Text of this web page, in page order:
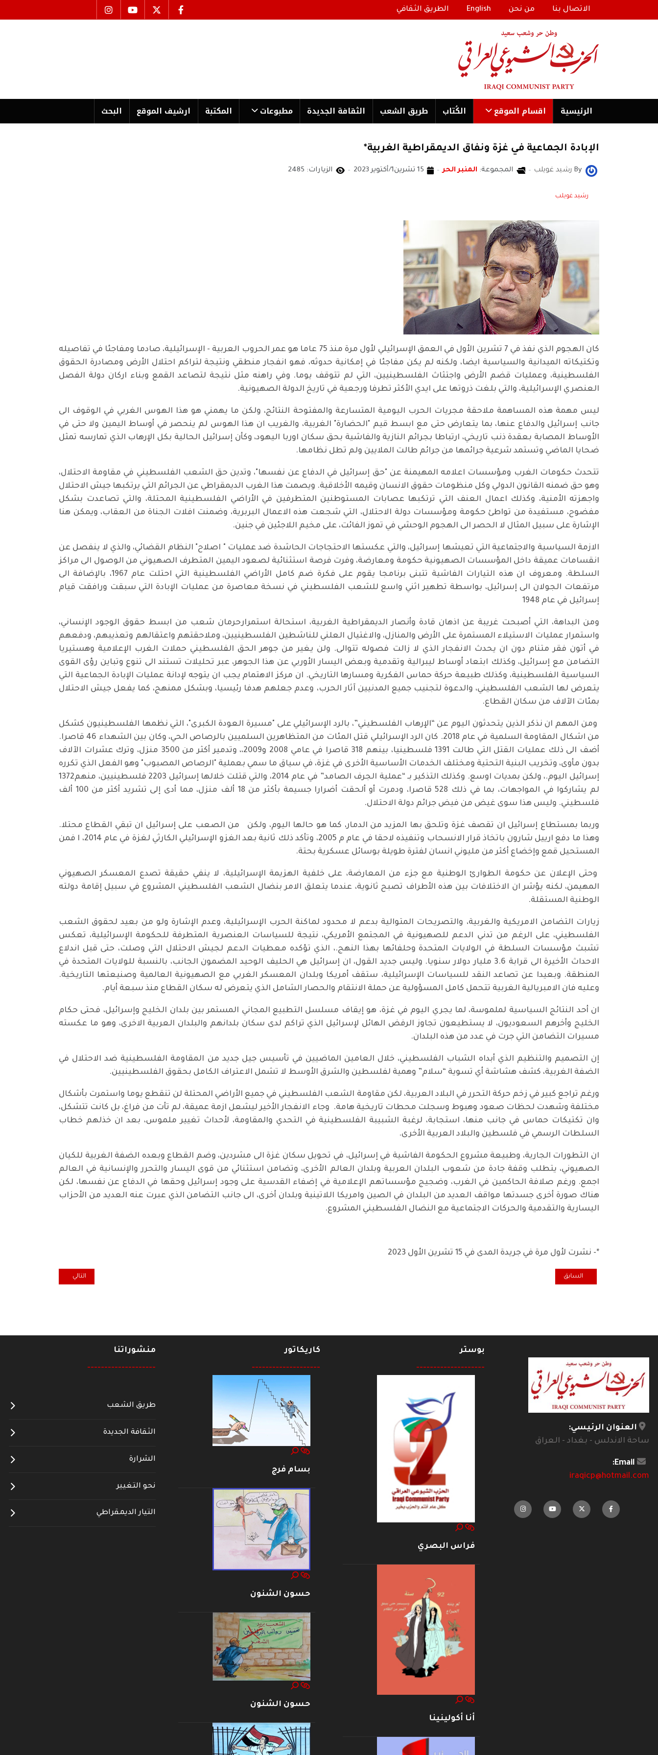
الاتصال بنا من نحن English الطريق الثقافي
الرئیسية اقسام الموقع الكُتاب طریق الشعب الثقافة الجدیدة مطبوعات المكتبة ارشیف الموقع البحث
الإبادة الجماعية في غزة ونفاق الديمقراطية الغربية*
By رشيد غويلب المجموعة: المنبر الحر 15 تشرين1/أكتوير 2023 الزيارات: 2485
رشيد غويلب
كان الهجوم الذي نفذ في 7 تشرين الأول في العمق الإسرائيلي لأول مرة منذ 75 عاما هو عمر الحروب العربية - الإسرائيلية، صادما ومفاجئا في تفاصيله
وتكتيكاته الميدانية والسياسية ايضا، ولكنه لم يكن مفاجئا في إمكانية حدوثه، فهو انفجار منطقي ونتيجة لتراكم احتلال الأرض ومصادرة الحقوق
الفلسطينية، وعمليات قضم الأرض واجتثاث الفلسطينيين، التي لم تتوقف يوما. وفي راهنه مثل نتيجة لتصاعد القمع وبناء اركان دولة الفصل
العنصري الإسرائيلية، والتي بلغت ذروتها على ايدي الأكثر تطرفا ورجعية في تاريخ الدولة الصهيونية.
ليس مهمة هذه المساهمة ملاحقة مجريات الحرب اليومية المتسارعة والمفتوحة النتائج، ولكن ما يهمني هو هذا الهوس الغربي في الوقوف الى
جانب إسرائيل والدفاع عنها، بما يتعارض حتى مع ابسط قيم "الحضارة" الغربية، والغريب ان هذا الهوس لم ينحصر في أوساط اليمين ولا حتى في
الأوساط المصابة بعقدة ذنب تاريخي، ارتباطا بجرائم النازية والفاشية بحق سكان اوربا اليهود، وكأن إسرائيل الحالية بكل الإرهاب الذي تمارسه تمثل
ضحايا الماضي وتستمد شرعية جرائمها من جرائم طالت الملايين ولم تطل نظامها.
تتحدث حكومات الغرب ومؤسسات اعلامه المهيمنة عن "حق إسرائيل في الدفاع عن نفسها"، وتدين حق الشعب الفلسطيني في مقاومة الاحتلال،
وهو حق ضمنه القانون الدولي وكل منظومات حقوق الانسان وقيمه الأخلاقية. ويصمت هذا الغرب الديمقراطي عن الجرائم التي يرتكبها جيش الاحتلال
واجهزته الأمنية، وكذلك اعمال العنف التي ترتكبها عصابات المستوطنين المتطرفين في الأراضي الفلسطينية المحتلة، والتي تصاعدت بشكل
مفضوح، مستفيدة من تواطئ حكومة ومؤسسات دولة الاحتلال، التي شجعت هذه الاعمال البربرية، وضمنت افلات الجناة من العقاب، ويمكن هنا
الإشارة على سبيل المثال لا الحصر الى الهجوم الوحشي في تموز الفائت، على مخيم اللاجئين في جنين.
الازمة السياسية والاجتماعية التي تعيشها إسرائيل، والتي عكستها الاحتجاجات الحاشدة ضد عمليات " اصلاح" النظام القضائي، والذي لا ينفصل عن
انقسامات عميقة داخل المؤسسات الصهيونية حكومة ومعارضة، وفرت فرصة استثنائية لصعود اليمين المتطرف الصهيوني من الوصول الى مراكز
السلطة. ومعروف ان هذه التيارات الفاشية تتبنى برنامجا يقوم على فكرة ضم كامل الأراضي الفلسطينية التي احتلت عام 1967، بالإضافة الى
مرتفعات الجولان الى إسرائيل، بواسطة تطهير اثني واسع للشعب الفلسطيني في نسخة معاصرة من عمليات الإبادة التي سبقت ورافقت قيام
إسرائيل في عام 1948
ومن البداهة، التي أصبحت غريبة عن اذهان قادة وأنصار الديمقراطية الغربية، استحالة استمرارحرمان شعب من ابسط حقوق الوجود الإنساني،
واستمرار عمليات الاستيلاء المستمرة على الأرض والمنازل، والاغتيال العلني للناشطين الفلسطينيين، وملاحقتهم واعتقالهم وتعذيبهم، ودفعهم
في أتون فقر متنام دون ان يحدث الانفجار الذي لا زالت فصوله تتوالى. ولن يغير من جوهر الحق الفلسطيني حملات الغرب الإعلامية وهستيريا
التضامن مع إسرائيل، وكذلك ابتعاد أوساط ليبرالية وتقدمية وبعض اليسار الأوربي عن هذا الجوهر، عبر تحليلات تستند الى تنوع وتباين رؤى القوى
السياسية الفلسطينية، وكذلك طبيعة حركة حماس الفكرية ومسارها التاريخي. ان مركز الاهتمام يجب ان يتوجه لإدانة عمليات الإبادة الجماعية التي
يتعرض لها الشعب الفلسطيني، والدعوة لتجنيب جميع المدنيين آثار الحرب، وعدم جعلهم هدفا رئيسيا، وبشكل ممنهج، كما يفعل جيش الاحتلال
بمئات الآلاف من سكان القطاع.
ومن المهم ان نذكر الذين يتحدثون اليوم عن “الإرهاب الفلسطيني”، بالرد الإسرائيلي على "مسيرة العودة الكبرى"، التي نظمها الفلسطينيون كشكل
من اشكال المقاومة السلمية في عام 2018. كان الرد الإسرائيلي قتل المئات من المتظاهرين السلميين بالرصاص الحي، وكان بين الشهداء 46 قاصرا.
أضف الى ذلك عمليات القتل التي طالت 1391 فلسطينيا، بينهم 318 قاصرا في عامي 2008 و2009،، وتدمير أكثر من 3500 منزل، وترك عشرات الآلاف
بدون مأوى، وتخريب البنية التحتية ومختلف الخدمات الأساسية الأخرى في غزة، في سياق ما سمي بعملية "الرصاص المصبوب" وهو الفعل الذي تكرره
إسرائيل اليوم.، ولكن بمديات اوسع. وكذلك التذكير بـ “عملية الجرف الصامد” في عام 2014، والتي قتلت خلالها إسرائيل 2203 فلسطينيين، منهم1372
لم يشاركوا في المواجهات، بما في ذلك 528 قاصرا، ودمرت أو ألحقت أضرارا جسيمة بأكثر من 18 ألف منزل، مما أدى إلى تشريد أكثر من 100 ألف
فلسطيني. وليس هذا سوى غيض من فيض جرائم دولة الاحتلال.
وربما بمستطاع إسرائيل ان تقصف غزة وتلحق بها المزيد من الدمار، كما هو حالها اليوم، ولكن من الصعب على إسرائيل ان تبقي القطاع محتلا.
وهذا ما دفع ارييل شارون باتخاذ قرار الانسحاب وتنفيذه لاحقا في عام م 2005، وتأكد ذلك ثانية بعد الغزو الإسرائيلي الكارثي لغزة في عام 2014، ا فمن
المستحيل قمع وإخضاع أكثر من مليوني انسان لفترة طويلة بوسائل عسكرية بحتة.
وحتى الإعلان عن حكومة الطوارئ الوطنية مع جزء من المعارضة، على خلفية الهزيمة الإسرائيلية، لا ينفي حقيقة تصدع المعسكر الصهيوني
المهيمن، لكنه يؤشر ان الاختلافات بين هذه الأطراف تصبح ثانوية، عندما يتعلق الامر بنضال الشعب الفلسطيني المشروع في سبيل إقامة دولته
الوطنية المستقلة.
زيارات التضامن الامريكية والغربية، والتصريحات المتوالية بدعم لا محدود لماكنة الحرب الإسرائيلية، وعدم الإشارة ولو من بعيد لحقوق الشعب
الفلسطيني، على الرغم من تدني الدعم للصهيونية في المجتمع الأمريكي، نتيجة للسياسات العنصرية المتطرفة للحكومة الإسرائيلية، تعكس
تشبث مؤسسات السلطة في الولايات المتحدة وحلفائها بهذا النهج.، الذي تؤكده معطيات الدعم لجيش الاحتلال التي وصلت، حتى قبل اندلاع
الاحداث الأخيرة الى قرابة 3.6 مليار دولار سنويا. وليس جديد القول، ان إسرائيل هي الحليف الوحيد المضمون الجانب، بالنسبة للولايات المتحدة في
المنطقة. وبعيدا عن تصاعد النقد للسياسات الإسرائيلية، ستقف أمريكا وبلدان المعسكر الغربي مع الصهيونية العالمية وصنيعتها التاريخية.
وعليه فان الامبريالية الغربية تتحمل كامل المسؤولية عن حملة الانتقام والحصار الشامل الذي يتعرض له سكان القطاع منذ سبعة أيام.
ان أحد النتائج السياسية لملموسة، لما يجري اليوم في غزة، هو إيقاف مسلسل التطبيع المجاني المستمر بين بلدان الخليج وإسرائيل، فحتى حكام
الخليج وأخرهم السعوديون، لا يستطيعون تجاوز الرفض الهائل لإسرائيل الذي تراكم لدى سكان بلدانهم والبلدان العربية الاخرى، وهو ما عكسته
مسيرات التضامن التي جرت في عدد من هذه البلدان.
إن التصميم والتنظيم الذي أبداه الشباب الفلسطيني، خلال العامين الماضيين في تأسيس جيل جديد من المقاومة الفلسطينية ضد الاحتلال في
الضفة الغربية، كشف هشاشة أي تسوية “سلام” وهمية لفلسطين والشرق الأوسط لا تشمل الاعتراف الكامل بحقوق الفلسطينيين.
ورغم تراجع كبير في زخم حركة التحرر في البلاد العربية، لكن مقاومة الشعب الفلسطيني في جميع الأراضي المحتلة لن تنقطع يوما واستمرت بأشكال
مختلفة وشهدت لحظات صعود وهبوط وسجلت محطات تاريخية هامة. وجاء الانفجار الأخير ليشعل ازمة عميقة، لم تأت من فراغ، بل كانت تتشكل،
وان تكتيكات حماس في جانب منها، استجابة، لرغبة الشبيبة الفلسطينية في التحدي والمقاومة، لأحداث تغيير ملموس، بعد ان خذلهم خطاب
السلطات الرسمي في فلسطين والبلاد العربية الأخرى.
ان التطورات الجارية، وطبيعة مشروع الحكومة الفاشية في إسرائيل، في تحويل سكان غزة الى مشردين، وضم القطاع وبعده الضفة الغربية للكيان
الصهيوني، يتطلب وقفة جادة من شعوب البلدان العربية وبلدان العالم الأخرى، وتضامن استثنائي من قوى اليسار والتحرر والإنسانية في العالم
اجمع. ورغم صلافة الحاكمين في الغرب، وضجيج مؤسساتهم الإعلامية في إضفاء القدسية على وجود إسرائيل وحقها في الدفاع عن نفسها، لكن
هناك صورة أخرى جسدتها مواقف العديد من البلدان في الصين وامريكا اللاتينية وبلدان أخرى، الى جانب التضامن الذي عبرت عنه العديد من الأحزاب
اليسارية والتقدمية والحركات الاجتماعية مع النضال الفلسطيني المشروع.
*- نشرت لأول مرة في جريدة المدى في 15 تشرين الأول 2023
المقال السابق: الهولوكست الفلسطيني
السابق المقال التالي: ردناك عون...
التالي
العنوان الرئيسي:
ساحة الاندلس - بغداد - العراق
Email:
iraqicp@hotmail.com
بوستر
--------------------
فراس البصري
أنا أكولينينا
كاريكاتور
--------------------
بسام فرج
حسون الشنون
حسون الشنون
منشوراتنا
--------------------
طريق الشعب
الثقافة الجديدة
الشرارة
نحو التغيير
التيار الديمقراطي